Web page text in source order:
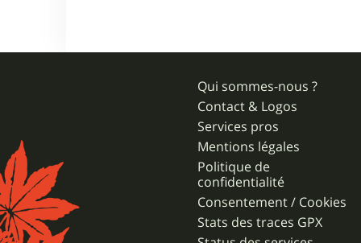
Qui sommes-nous ?
Contact & Logos
Services pros
Mentions légales
Politique de
confidentialité
Consentement / Cookies
Stats des traces GPX